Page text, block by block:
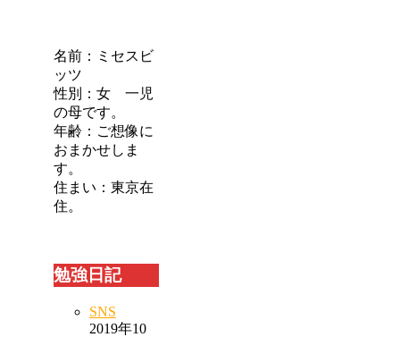
名前：ミセスビ
ッツ
性別：女 一児
の母です。
年齢：ご想像に
おまかせしま
す。
住まい：東京在
住。
勉強日記
SNS
2019年10